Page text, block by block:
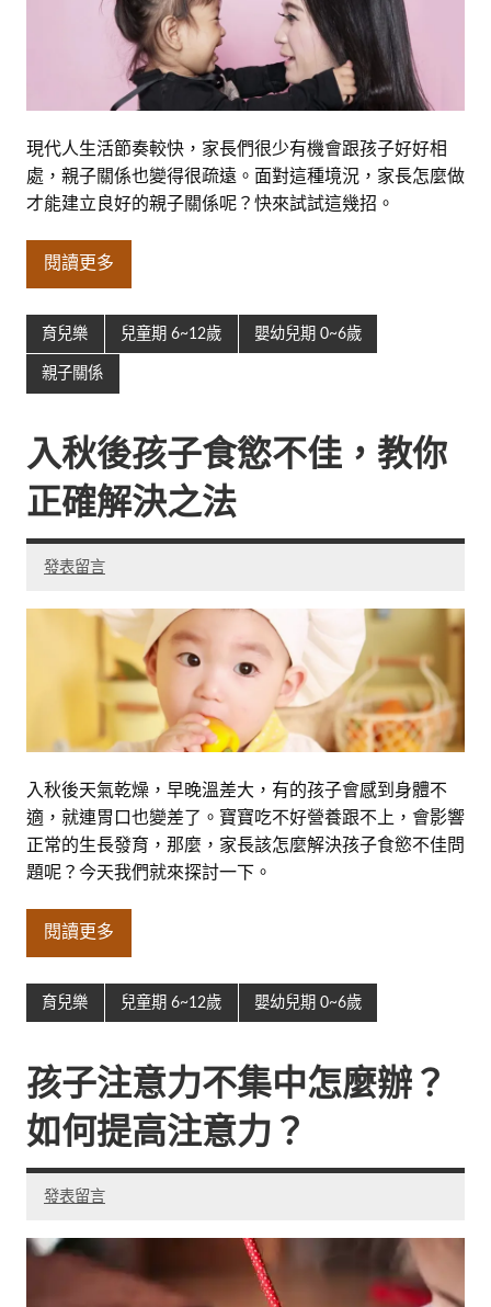
現代人生活節奏較快，家長們很少有機會跟孩子好好相
處，親子關係也變得很疏遠。面對這種境況，家長怎麼做
才能建立良好的親子關係呢？快來試試這幾招。
閱讀更多
育兒樂 兒童期 6~12歲 嬰幼兒期 0~6歲
親子關係
入秋後孩子食慾不佳，教你
正確解決之法
發表留言
入秋後天氣乾燥，早晚溫差大，有的孩子會感到身體不
適，就連胃口也變差了。寶寶吃不好營養跟不上，會影響
正常的生長發育，那麼，家長該怎麼解決孩子食慾不佳問
題呢？今天我們就來探討一下。
閱讀更多
育兒樂 兒童期 6~12歲 嬰幼兒期 0~6歲
孩子注意力不集中怎麼辦？
如何提高注意力？
發表留言